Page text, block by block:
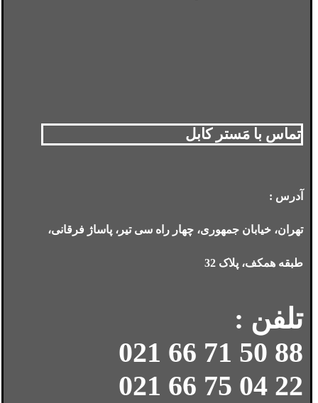
تماس با مَستر کابل
آدرس :
تهران، خیابان جمهوری، چهار راه سی تیر، پاساژ فرقانی،
طبقه همکف، پلاک 32
تلفن :
88 50 71 66 021
22 04 75 66 021